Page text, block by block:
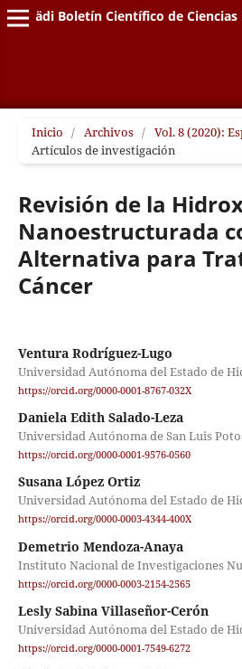
Pädi Boletín Científico de
Inicio / Archivos / Vol. 8 (2020):
Artículos de investigación
Revisión de la
Nanoestructurada
Alternativa para
Cáncer
Ventura Rodríguez-Lugo
Universidad Autónoma del Estado de
https://orcid.org/0000-0001-8767-032X
Daniela Edith Salado-Leza
Universidad Autónoma de San Luis
https://orcid.org/0000-0001-9576-0560
Susana López Ortiz
Universidad Autónoma del Estado de
https://orcid.org/0000-0003-4344-400X
Demetrio Mendoza-Anaya
Instituto Nacional de Investigaciones
https://orcid.org/0000-0003-2154-2565
Lesly Sabina Villaseñor-Cerón
Universidad Autónoma del Estado de
https://orcid.org/0000-0001-7549-6272